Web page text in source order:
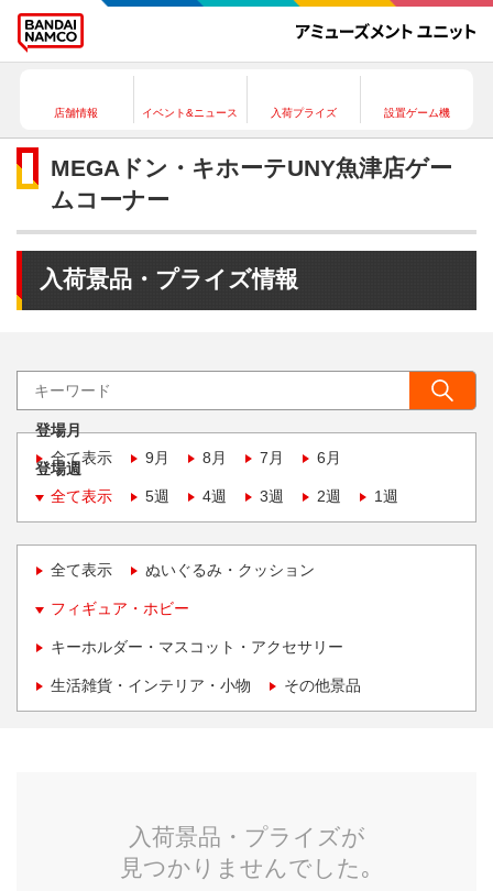
店舗情報 イベント&ニュース 入荷プライズ 設置ゲーム機
MEGAドン・キホーテUNY魚津店ゲー
ムコーナー
入荷景品・プライズ情報
登場月
全て表示
9月 8月 7月 6月
登場週
全て表示
5週 4週 3週 2週 1週
全て表示 ぬいぐるみ・クッション
フィギュア・ホビー
キーホルダー・マスコット・アクセサリー
生活雑貨・インテリア・小物 その他景品